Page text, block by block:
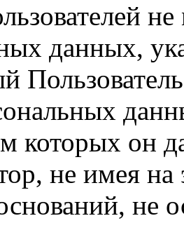
данных,
которых он
не имея
не